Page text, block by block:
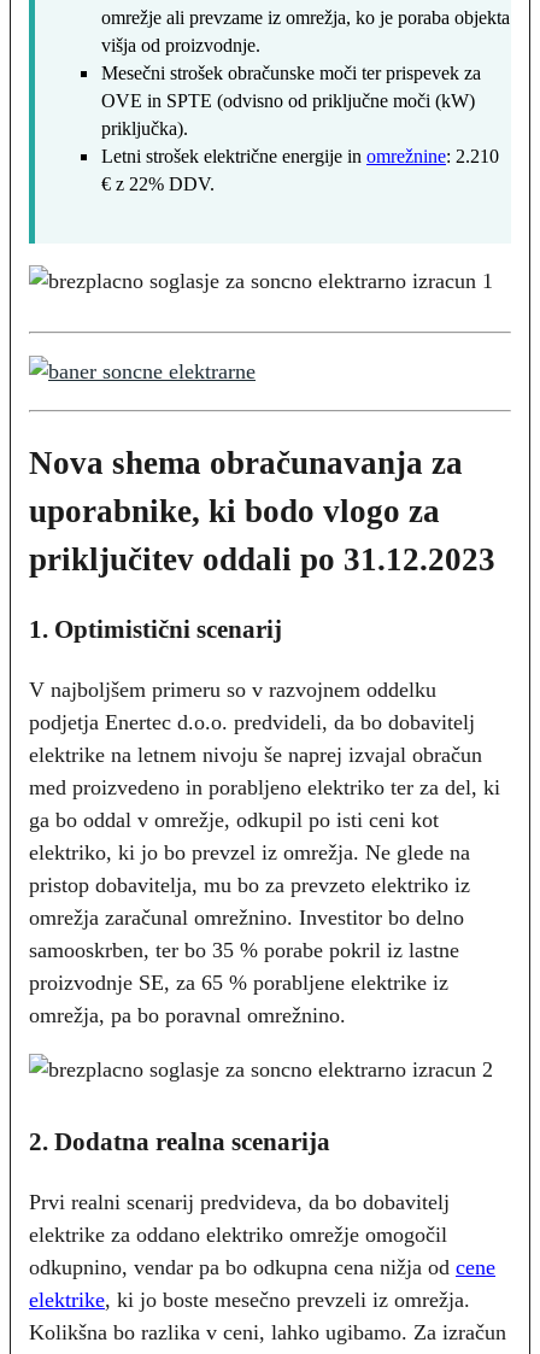
omrežje ali prevzame iz omrežja, ko je poraba objekta
višja od proizvodnje.
Mesečni strošek obračunske moči ter prispevek za
OVE in SPTE (odvisno od priključne moči (kW)
priključka).
Letni strošek električne energije in omrežnine: 2.210
€ z 22% DDV.
Nova shema obračunavanja za
uporabnike, ki bodo vlogo za
priključitev oddali po 31.12.2023
1. Optimistični scenarij
V najboljšem primeru so v razvojnem oddelku
podjetja Enertec d.o.o. predvideli, da bo dobavitelj
elektrike na letnem nivoju še naprej izvajal obračun
med proizvedeno in porabljeno elektriko ter za del, ki
ga bo oddal v omrežje, odkupil po isti ceni kot
elektriko, ki jo bo prevzel iz omrežja. Ne glede na
pristop dobavitelja, mu bo za prevzeto elektriko iz
omrežja zaračunal omrežnino. Investitor bo delno
samooskrben, ter bo 35 % porabe pokril iz lastne
proizvodnje SE, za 65 % porabljene elektrike iz
omrežja, pa bo poravnal omrežnino.
2. Dodatna realna scenarija
Prvi realni scenarij predvideva, da bo dobavitelj
elektrike za oddano elektriko omrežje omogočil
odkupnino, vendar pa bo odkupna cena nižja od cene
elektrike, ki jo boste mesečno prevzeli iz omrežja.
Kolikšna bo razlika v ceni, lahko ugibamo. Za izračun